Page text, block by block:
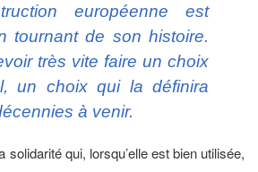
européenne est
tournant de son histoire.
très vite faire un choix
un choix qui la définira
à venir.
qui, lorsqu’elle est bien utilisée,